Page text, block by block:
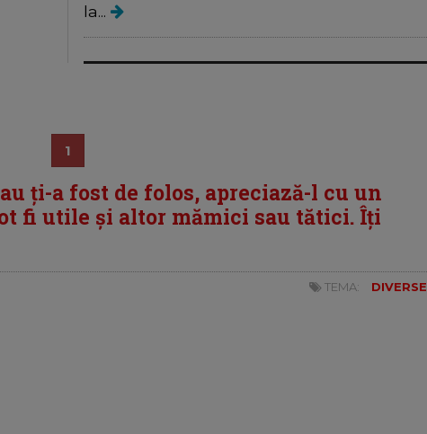
la...
1
ți-a fost de folos, apreciază-l cu un
fi utile și altor mămici sau tătici. Îți
TEMA: DIVERSE